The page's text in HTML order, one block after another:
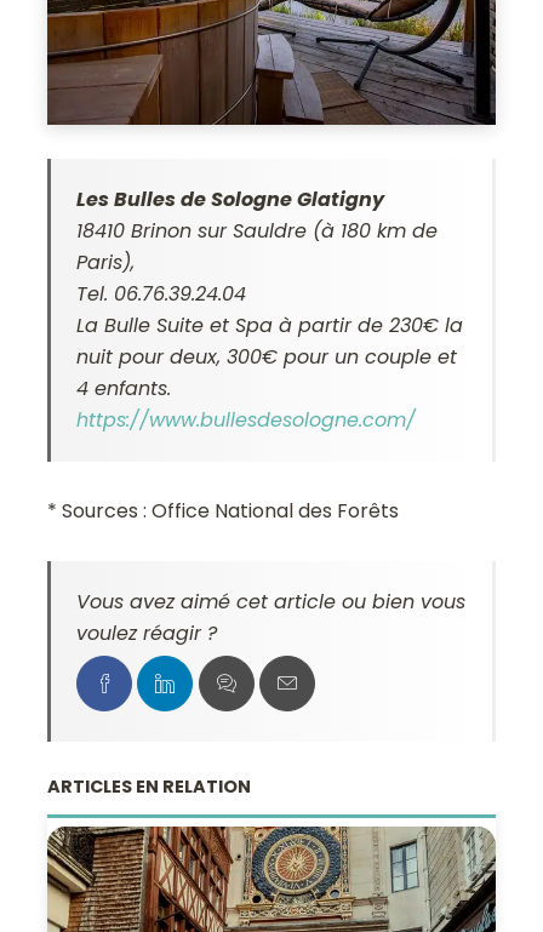
Les Bulles de Sologne Glatigny
18410 Brinon sur Sauldre (à 180 km de
Paris),
Tel. 06.76.39.24.04
La Bulle Suite et Spa à partir de 230€ la
nuit pour deux, 300€ pour un couple et
4 enfants.
https://www.bullesdesologne.com/
* Sources : Office National des Forêts
Vous avez aimé cet article ou bien vous
voulez réagir ?
ARTICLES EN RELATION